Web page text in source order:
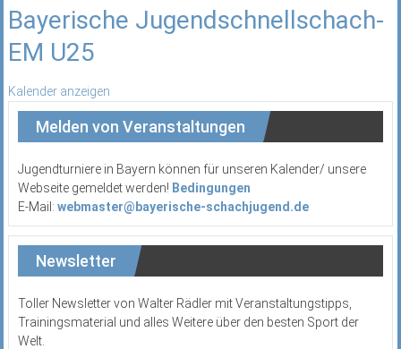
Bayerische Jugendschnellschach-
EM U25
Kalender anzeigen
Melden von Veranstaltungen
Jugendturniere in Bayern können für unseren Kalender/ unsere
Webseite gemeldet werden! Bedingungen
E-Mail: webmaster@bayerische-schachjugend.de
Newsletter
Toller Newsletter von Walter Rädler mit Veranstaltungstipps,
Trainingsmaterial und alles Weitere über den besten Sport der
Welt.